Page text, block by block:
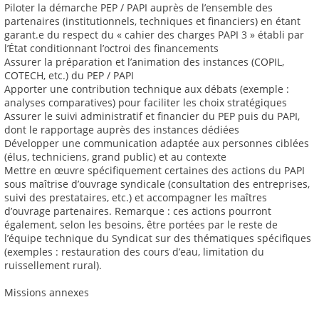
Piloter la démarche PEP / PAPI auprès de l’ensemble des
partenaires (institutionnels, techniques et financiers) en étant
garant.e du respect du « cahier des charges PAPI 3 » établi par
l’État conditionnant l’octroi des financements
Assurer la préparation et l’animation des instances (COPIL,
COTECH, etc.) du PEP / PAPI
Apporter une contribution technique aux débats (exemple :
analyses comparatives) pour faciliter les choix stratégiques
Assurer le suivi administratif et financier du PEP puis du PAPI,
dont le rapportage auprès des instances dédiées
Développer une communication adaptée aux personnes ciblées
(élus, techniciens, grand public) et au contexte
Mettre en œuvre spécifiquement certaines des actions du PAPI
sous maîtrise d’ouvrage syndicale (consultation des entreprises,
suivi des prestataires, etc.) et accompagner les maîtres
d’ouvrage partenaires. Remarque : ces actions pourront
également, selon les besoins, être portées par le reste de
l’équipe technique du Syndicat sur des thématiques spécifiques
(exemples : restauration des cours d’eau, limitation du
ruissellement rural).
Missions annexes